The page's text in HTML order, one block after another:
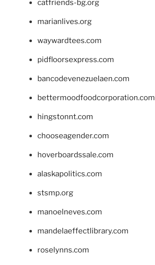
catfriends-bg.org
marianlives.org
waywardtees.com
pidfloorsexpress.com
bancodevenezuelaen.com
bettermoodfoodcorporation.com
hingstonnt.com
chooseagender.com
hoverboardssale.com
alaskapolitics.com
stsmp.org
manoelneves.com
mandelaeffectlibrary.com
roselynns.com